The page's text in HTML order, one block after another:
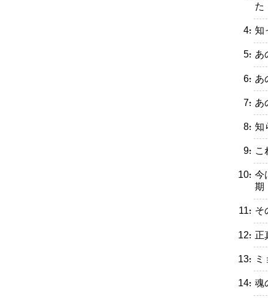
た
・知
・あ
・あ
・あ
・知
・こ
・今
期
・そ
・正
・ミ
・魂